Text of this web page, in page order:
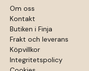
Om oss
Kontakt
Butiken i Finja
Frakt och leverans
Köpvillkor
Integritetspolicy